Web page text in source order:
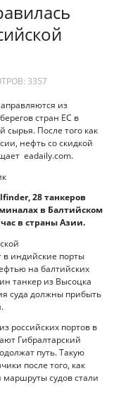
3357
из
стран ЕС в
сырья. После того как
нефть со скидкой
eadaily.com.
28 танкеров
в Балтийском
в страны Азии.
индийские порты
на балтийских
танкер из Высоцка
суда должны прибыть
российских портов в
Гибралтарский
путь. Такую
после того, как
судов стали